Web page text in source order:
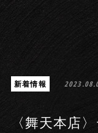
新着情報
〈舞天本店